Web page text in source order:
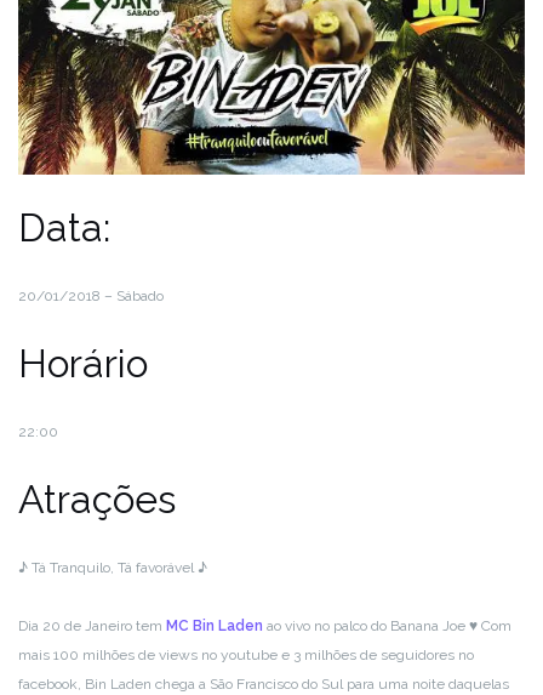
Data:
20/01/2018 – Sábado
Horário
22:00
Atrações
♪ Tá Tranquilo, Tá favorável ♪
Dia 20 de Janeiro tem MC Bin Laden ao vivo no palco do Banana Joe ♥ Com
mais 100 milhões de views no youtube e 3 milhões de seguidores no
facebook, Bin Laden chega a São Francisco do Sul para uma noite daquelas